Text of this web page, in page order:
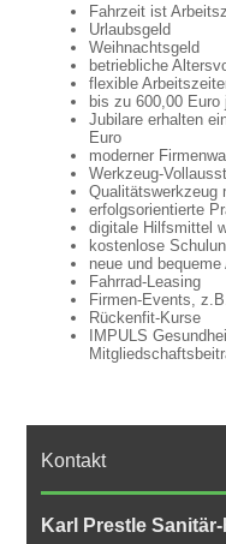
Fahrzeit ist
Urlaubsgeld
Weihnachtsgeld
betriebliche
flexible
bis zu 600,00 Euro
Jubilare erhalten
Euro
moderner
Werkzeug-
Qualitätswerkzeug
erfolgsorientierte
digitale Hilfsmittel
kostenlose
neue und
Fahrrad-Leasing
Firmen-Events,
Rückenfit-Kurse
IMPULS
Kontakt
Karl Prestle